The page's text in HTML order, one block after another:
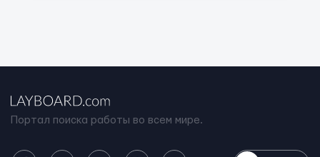
Портал поиска работы во всем мире.